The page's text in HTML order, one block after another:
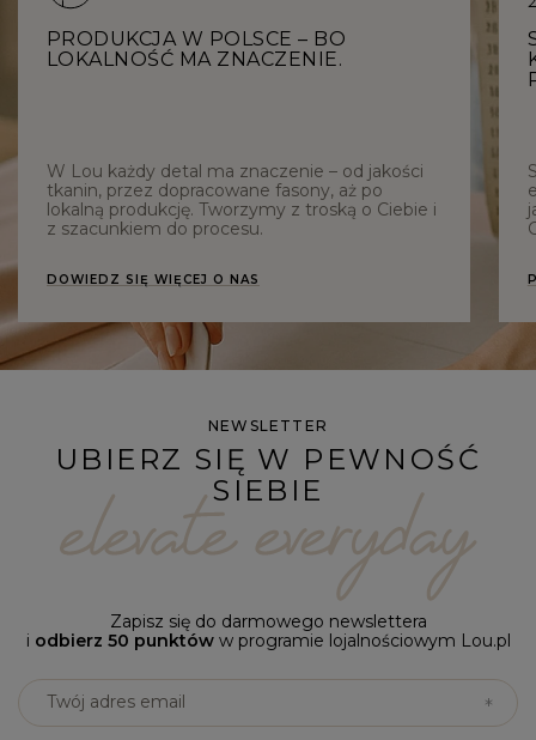
PRODUKCJA W POLSCE – BO
LOKALNOŚĆ MA ZNACZENIE.
W Lou każdy detal ma znaczenie – od jakości
tkanin, przez dopracowane fasony, aż po
lokalną produkcję. Tworzymy z troską o Ciebie i
z szacunkiem do procesu.
DOWIEDZ SIĘ WIĘCEJ O NAS
NEWSLETTER
UBIERZ SIĘ W PEWNOŚĆ
SIEBIE
Zapisz się do darmowego newslettera
i odbierz 50 punktóww programie lojalnościowym Lou.pl
Twój adres email